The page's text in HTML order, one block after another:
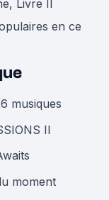
Livre II
en ce
musiques
II
moment